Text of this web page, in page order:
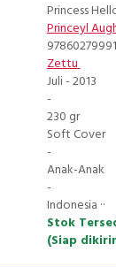
Princess
Princeyl
Zettu
Juli - 2013
-
230 gr
Soft Cover
-
Anak-Anak
-
Indonesia ··
Stok
(Siap